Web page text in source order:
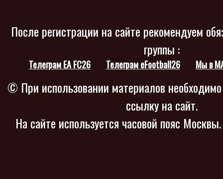
После регистрации на сайте рекомендуем
группы :
Телеграм EA FC26 Телеграм eFootball26 Мы в
© При использовании материалов
ссылку на сайт.
На сайте используется часовой пояс